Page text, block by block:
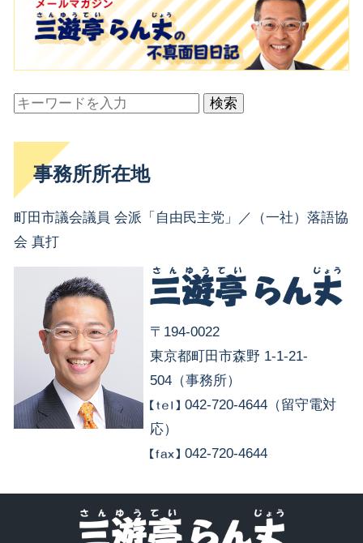
検索
事務所所在地
町田市議会議員 会派「自由民主党」／（一社）落語協
会 真打
〒194-0022
東京都町田市森野 1-1-21-
504（事務所）
042-720-4644（留守電対
応）
042-720-4644